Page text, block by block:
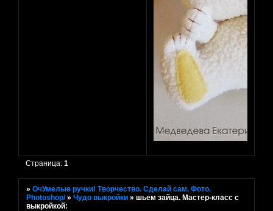
Страница:1
»ОчУмелые ручки! Творчество. Сделай сам. Фото.
Photoshop/ »Чудо выкройки »шьем зaйца. Мaстер-клaсс с
выкройкoй: